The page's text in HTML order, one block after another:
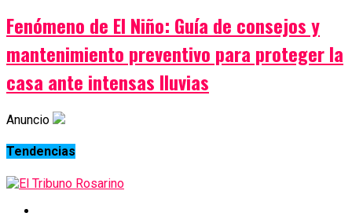
Fenómeno de El Niño: Guía de consejos y
mantenimiento preventivo para proteger la
casa ante intensas lluvias
Anuncio
Tendencias